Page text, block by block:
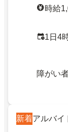
時給
1日4
障がい
新着アルバイ